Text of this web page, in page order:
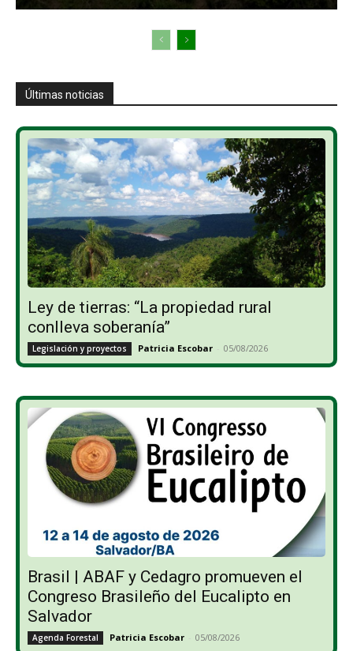
Últimas noticias
Ley de tierras: “La propiedad rural
conlleva soberanía”
Legislación y proyectos Patricia Escobar - 05/08/2026
Brasil | ABAF y Cedagro promueven el
Congreso Brasileño del Eucalipto en
Salvador
Agenda Forestal Patricia Escobar - 05/08/2026